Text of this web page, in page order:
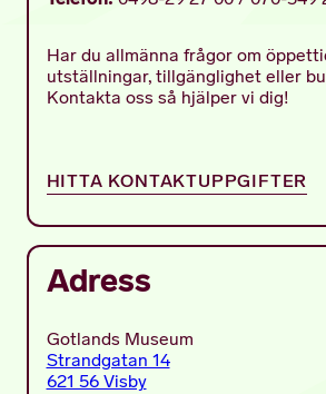
Har du allmänna frågor om
utställningar, tillgänglighet eller
Kontakta oss så hjälper vi dig!
HITTA KONTAKTUPPGIFTER
Adress
Gotlands Museum
Strandgatan 14
621 56 Visby